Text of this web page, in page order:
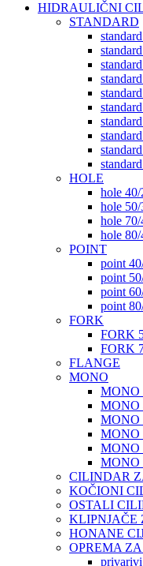
HIDRAULIČNI
STANDARD
HOLE
hole
hole
hole
hole
POINT
point
point
point
point
FORK
FORK
FORK
FLANGE
MONO
MONO
MONO
MONO
MONO
MONO
MONO
CILINDAR
KOČIONI
OSTALI
KLIPNJAČE
HONANE
OPREMA